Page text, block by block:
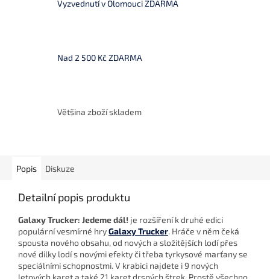
Vyzvednutí v Olomouci ZDARMA
Nad 2 500 Kč ZDARMA
Většina zboží skladem
Popis Diskuze
Detailní popis produktu
Galaxy Trucker: Jedeme dál! je rozšíření k druhé edici
populární vesmírné hryGalaxy Trucker. Hráče v něm čeká
spousta nového obsahu, od nových a složitějších lodí přes
nové dilky lodí s novými efekty či třeba tyrkysové marťany se
speciálními schopnostmi. V krabici najdete i 9 nových